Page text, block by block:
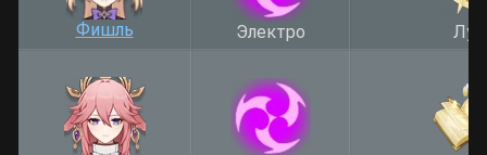
Фишль Электро Лук